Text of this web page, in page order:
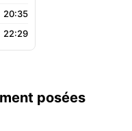
20:35
22:29
posées